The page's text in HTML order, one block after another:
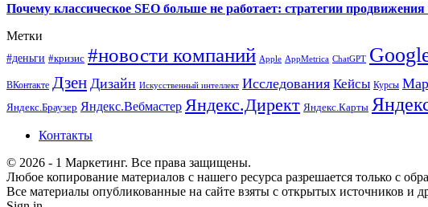
Почему классическое SEO больше не работает: стратегии
Метки
#деньги #кризис #новости компаний Apple AppMetrica ChatGPT
ВКонтакте Дзен Дизайн Искусственный интеллект Исследования Кейсы Курсы
Яндекс.Браузер Яндекс.Вебмастер Яндекс.Директ Яндекс.Карты
Контакты
© 2026 - 1 Маркетинг. Все права защищены.
Любое копирование материалов с нашего ресурса разрешается только с
Все материалы опубликованные на сайте взяты с открытых источников и